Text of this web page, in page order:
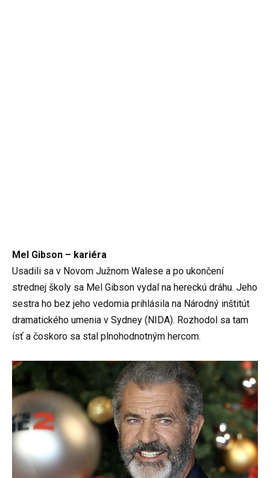
Mel Gibson – kariéra
Usadili sa v Novom Južnom Walese a po ukončení
strednej školy sa Mel Gibson vydal na hereckú dráhu. Jeho
sestra ho bez jeho vedomia prihlásila na Národný inštitút
dramatického umenia v Sydney (NIDA). Rozhodol sa tam
ísť a čoskoro sa stal plnohodnotným hercom.